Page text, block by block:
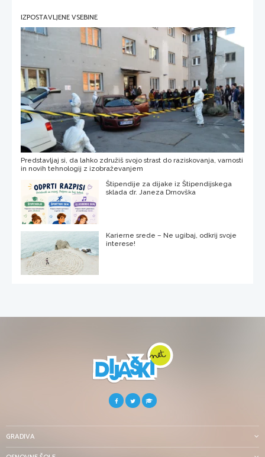
IZPOSTAVLJENE VSEBINE
Predstavljaj si, da lahko združiš svojo strast do raziskovanja, varnosti
in novih tehnologij z izobraževanjem
Štipendije za dijake iz Štipendijskega
sklada dr. Janeza Drnovška
Karierne srede – Ne ugibaj, odkrij svoje
interese!
GRADIVA